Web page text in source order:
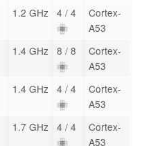
1.2 GHz 4 / 4
Cortex-
A53
1.4 GHz 8 / 8
Cortex-
A53
1.4 GHz 4 / 4
Cortex-
A53
1.7 GHz 4 / 4
Cortex-
A53